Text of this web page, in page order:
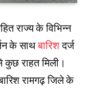
राज्य के विभिन्न
के साथबारिशदर्ज
कुछ राहत मिली।
रामगढ़ जिले के